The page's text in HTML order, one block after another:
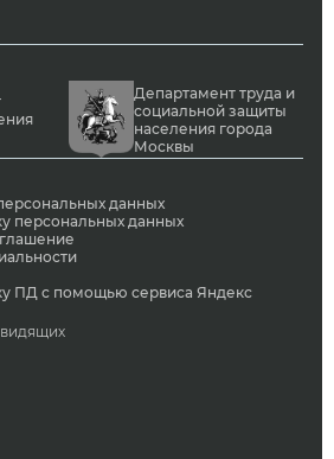
Департамент труда и
социальной защиты
населения города
Москвы
данных
персональных данных
ПД с помощью сервиса Яндекс